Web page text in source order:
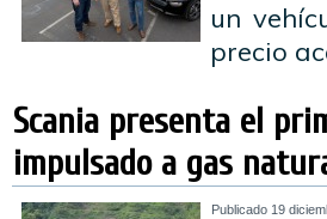
un
precio
Scania presenta el
impulsado a gas
Publicado 19